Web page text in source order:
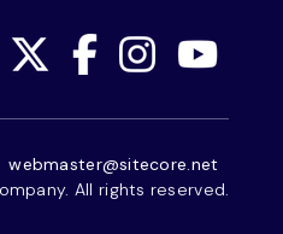
All rights reserved.
webmaster@sitecore.net